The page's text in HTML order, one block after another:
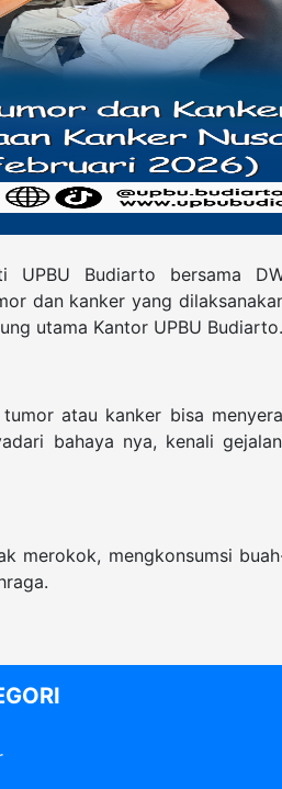
UPBU Budiarto bersama
dan kanker yang
utama Kantor UPBU Budiarto.
atau kanker bisa
bahaya nya, kenali
merokok, mengkonsumsi